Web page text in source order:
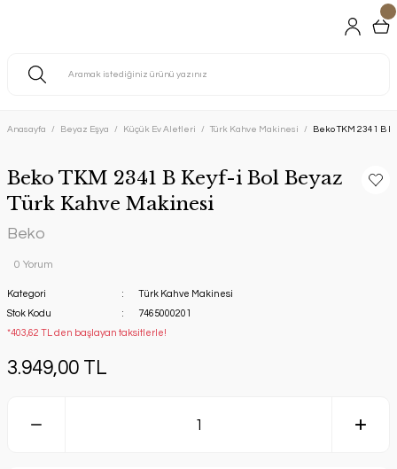
Anasayfa Beyaz Eşya Küçük Ev Aletleri Türk Kahve Makinesi Beko TKM 2341 B
Beko TKM 2341 B Keyf-i Bol Beyaz
Türk Kahve Makinesi
Beko
0 Yorum
Kategori
Türk Kahve Makinesi
Stok Kodu
7465000201
*403,62 TL den başlayan taksitlerle!
3.949,00 TL